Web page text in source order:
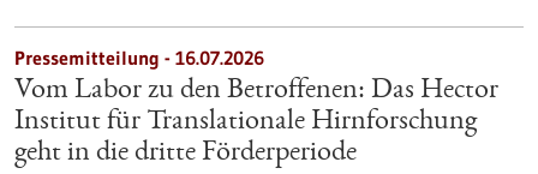
Pressemitteilung - 16.07.2026
Vom Labor zu den Betroffenen: Das Hector
Institut für Translationale Hirnforschung
geht in die dritte Förderperiode